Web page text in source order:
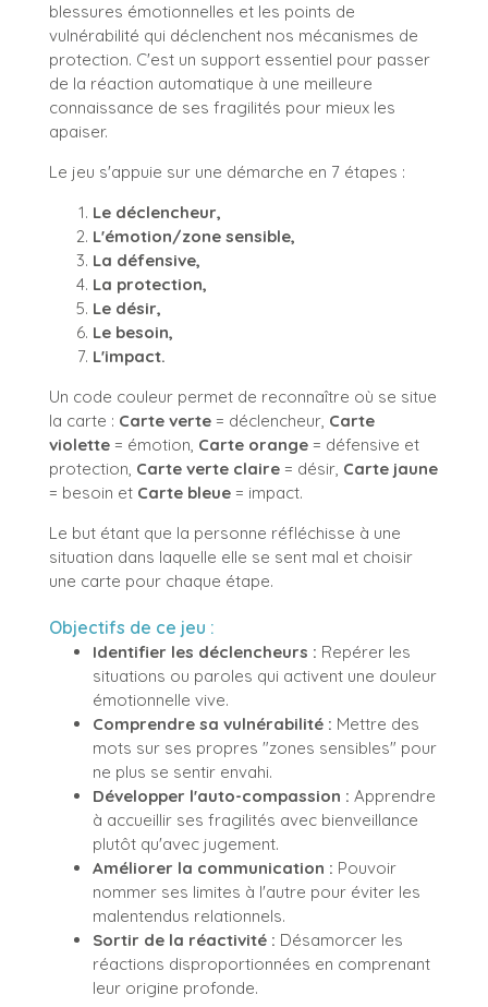
blessures émotionnelles et les points de
vulnérabilité qui déclenchent nos mécanismes de
protection. C'est un support essentiel pour passer
de la réaction automatique à une meilleure
connaissance de ses fragilités pour mieux les
apaiser.
Le jeu s'appuie sur une démarche en 7 étapes :
Le déclencheur,
L'émotion/zone sensible,
La défensive,
La protection,
Le désir,
Le besoin,
L'impact.
Un code couleur permet de reconnaître où se situe
la carte : Carte verte = déclencheur, Carte
violette = émotion, Carte orange = défensive et
protection, Carte verte claire = désir, Carte jaune
= besoin et Carte bleue = impact.
Le but étant que la personne réfléchisse à une
situation dans laquelle elle se sent mal et choisir
une carte pour chaque étape.
Objectifs de ce jeu :
Identifier les déclencheurs : Repérer les
situations ou paroles qui activent une douleur
émotionnelle vive.
Comprendre sa vulnérabilité : Mettre des
mots sur ses propres "zones sensibles" pour
ne plus se sentir envahi.
Développer l'auto-compassion : Apprendre
à accueillir ses fragilités avec bienveillance
plutôt qu'avec jugement.
Améliorer la communication : Pouvoir
nommer ses limites à l'autre pour éviter les
malentendus relationnels.
Sortir de la réactivité : Désamorcer les
réactions disproportionnées en comprenant
leur origine profonde.